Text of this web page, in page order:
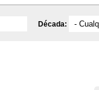
Década: